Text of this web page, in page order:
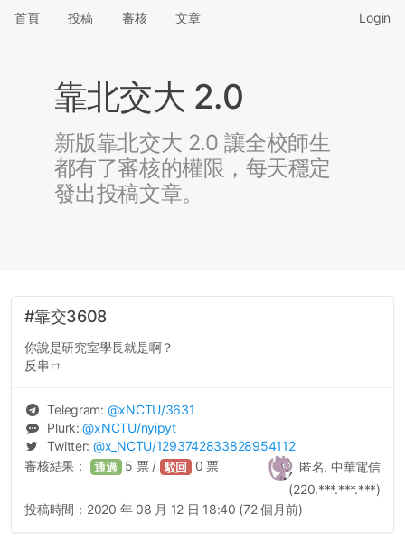
首頁 投稿 審核 文章 Login
靠北交大 2.0
新版靠北交大 2.0 讓全校師生
都有了審核的權限，每天穩定
發出投稿文章。
#靠交3608
你說是研究室學長就是啊？
反串ㄇ
Telegram: @xNCTU/3631
Plurk:@xNCTU/nyipyt
Twitter: @x_NCTU/1293742833828954112
匿名, 中華電信
(220.***.***.***)
審核結果： 通過 5 票 / 駁回 0 票
投稿時間： 2020 年 08 月 12 日 18:40 (72 個月前)